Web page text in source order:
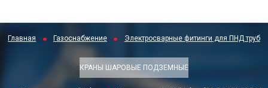
Главная Газоснабжение Электросварные фитинги для ПНД труб
КРАНЫ ШАРОВЫЕ ПОДЗЕМНЫЕ